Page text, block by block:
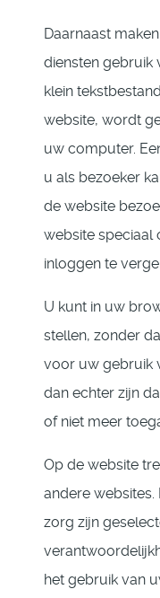
Daarnaast
diensten gebruik
klein
website, wordt
uw computer.
u als bezoeker
de website
website speciaal
inloggen te
U kunt in uw
stellen, zonder
voor uw gebruik
dan echter zijn
of niet meer
Op de website
andere
zorg zijn
het gebruik van